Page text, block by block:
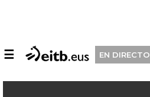
☰ EN DIRECTO